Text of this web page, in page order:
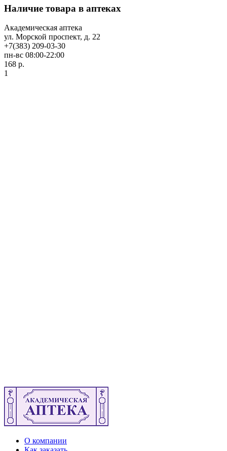
Наличие товара в аптеках
Академическая аптека
ул. Морской проспект, д. 22
+7(383) 209-03-30
пн-вс 08:00-22:00
168 р.
1
О компании